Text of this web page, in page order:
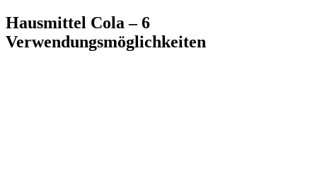
Hausmittel Cola – 6
Verwendungsmöglichkeiten